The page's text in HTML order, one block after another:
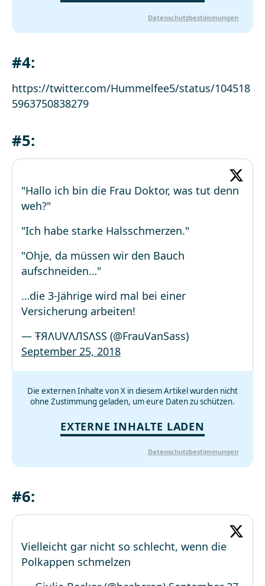
Datenschutzbestimmungen
#4:
https://twitter.com/Hummelfee5/status/104518
5963750838279
#5:
"Hallo ich bin die Frau Doktor, was tut denn
weh?"
"Ich habe starke Halsschmerzen."
"Ohje, da müssen wir den Bauch
aufschneiden…"
…die 3-Jährige wird mal bei einer
Versicherung arbeiten!
— ŦЯΛUVΛЛSΛSS (@FrauVanSass)
September 25, 2018
Die externen Inhalte von X in diesem Artikel wurden nicht
ohne Zustimmung geladen, um eure Daten zu schützen.
EXTERNE INHALTE LADEN
Datenschutzbestimmungen
#6:
Vielleicht gar nicht so schlecht, wenn die
Polkappen schmelzen